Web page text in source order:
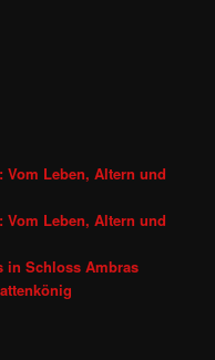
Vom Leben, Altern und
Vom Leben, Altern und
in Schloss Ambras